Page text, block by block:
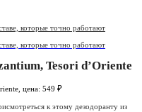
которые точно работают
которые точно работают
Tesori d’Oriente
цена: 549 ₽
к этому дезодоранту из